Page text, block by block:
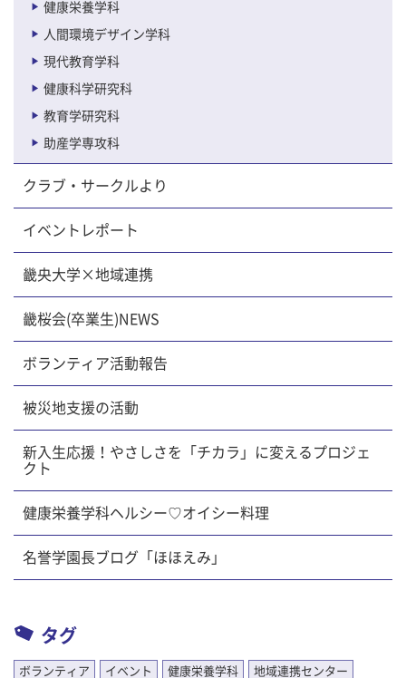
健康栄養学科
人間環境デザイン学科
現代教育学科
健康科学研究科
教育学研究科
助産学専攻科
クラブ・サークルより
イベントレポート
畿央大学×地域連携
畿桜会(卒業生)NEWS
ボランティア活動報告
被災地支援の活動
新入生応援！やさしさを「チカラ」に変えるプロジェ
クト
健康栄養学科ヘルシー♡オイシー料理
名誉学園長ブログ「ほほえみ」
タグ
ボランティア イベント 健康栄養学科 地域連携センター